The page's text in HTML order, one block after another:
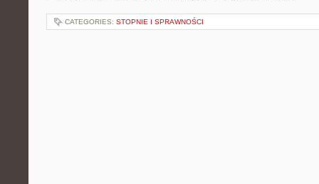
CATEGORIES: STOPNIE I SPRAWNOŚCI